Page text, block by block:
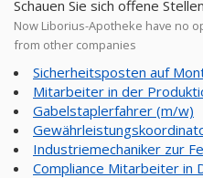
Schauen Sie sich offene
Now Liborius-Apotheke have no
from other companies
Sicherheitsposten auf
Mitarbeiter in der
Gabelstaplerfahrer (m/w)
Industriemechaniker zur
Compliance Mitarbeiter in